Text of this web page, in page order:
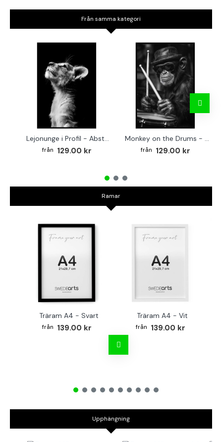
Från samma kategori
Lejonunge i Profil - Abstrakt poster i svartvitt
129.00 kr
Monkey on the Drums - Trendig poster
129.00 kr
Ramar
Träram A4 - Svart
139.00 kr
Träram A4 - Vit
139.00 kr
Upphängning